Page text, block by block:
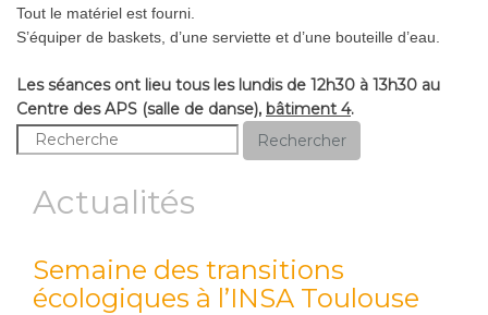
Tout le matériel est fourni.
S’équiper de baskets, d’une serviette et d’une bouteille d’eau.
Les séances ont lieu tous les lundis de 12h30 à 13h30 au
Centre des APS (salle de danse), bâtiment 4.
Rechercher
Actualités
Semaine des transitions
écologiques à l’INSA Toulouse